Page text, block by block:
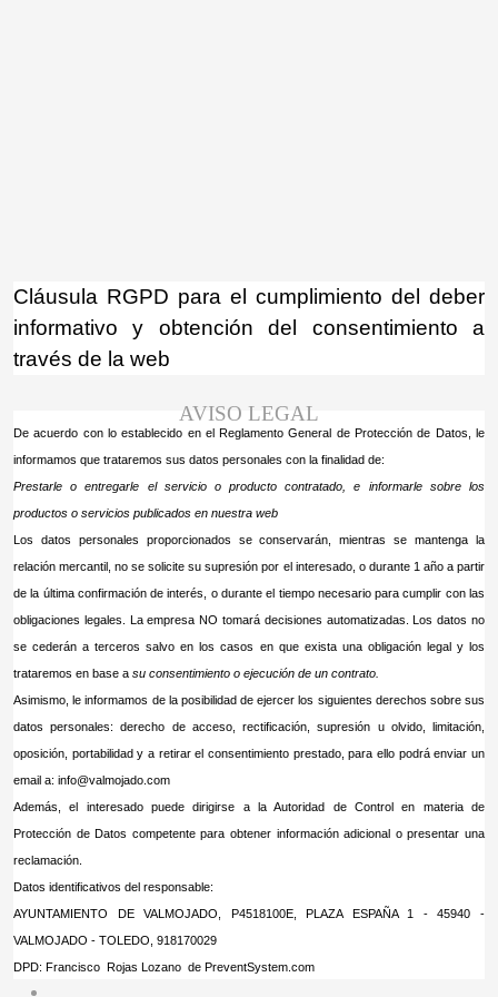
Cláusula RGPD para el cumplimiento del deber
informativo y obtención del consentimiento a
través de la web
AVISO LEGAL
De acuerdo con lo establecido en el Reglamento General de Protección de Datos, le
informamos que trataremos sus datos personales con la finalidad de:
Prestarle o entregarle el servicio o producto contratado, e informarle sobre los
productos o servicios publicados en nuestra web
Los datos personales proporcionados se conservarán, mientras se mantenga la
relación mercantil, no se solicite su supresión por el interesado, o durante 1 año a partir
de la última confirmación de interés, o durante el tiempo necesario para cumplir con las
obligaciones legales. La empresa NO tomará decisiones automatizadas. Los datos no
se cederán a terceros salvo en los casos en que exista una obligación legal y los
trataremos en base a su consentimiento o ejecución de un contrato.
Asimismo, le informamos de la posibilidad de ejercer los siguientes derechos sobre sus
datos personales: derecho de acceso, rectificación, supresión u olvido, limitación,
oposición, portabilidad y a retirar el consentimiento prestado, para ello podrá enviar un
email a: info@valmojado.com
Además, el interesado puede dirigirse a la Autoridad de Control en materia de
Protección de Datos competente para obtener información adicional o presentar una
reclamación.
Datos identificativos del responsable:
AYUNTAMIENTO DE VALMOJADO, P4518100E, PLAZA ESPAÑA 1 - 45940 -
VALMOJADO - TOLEDO, 918170029
DPD: Francisco Rojas Lozano de PreventSystem.com